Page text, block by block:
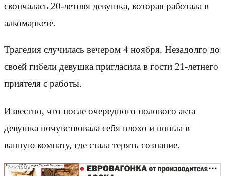
скончалась 20-летняя девушка, которая работала в
алкомаркете.
Трагедия случилась вечером 4 ноября. Незадолго до
своей гибели девушка пригласила в гости 21-летнего
приятеля с работы.
Известно, что после очередного полового акта
девушка почувствовала себя плохо и пошла в
ванную комнату, где стала терять сознание.
РЕКЛАМА